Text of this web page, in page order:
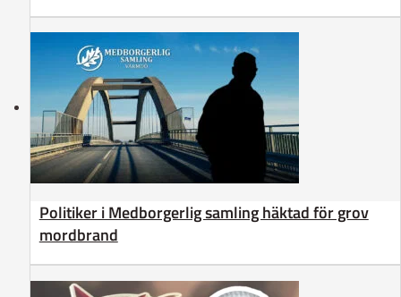
Politiker i Medborgerlig samling häktad för grov
mordbrand